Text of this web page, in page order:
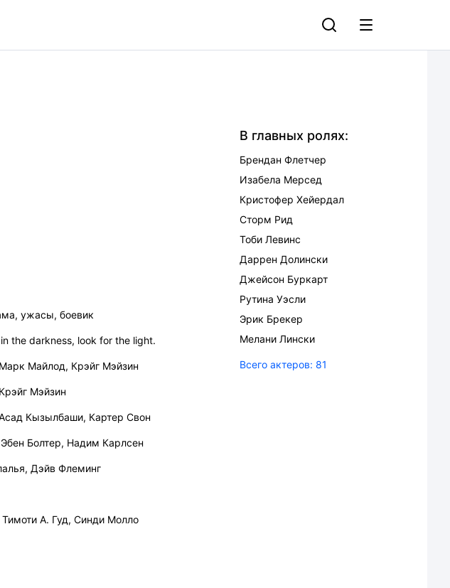
, ужасы, боевик
the darkness, look for the light.
Марк Майлод, Крэйг Мэйзин
Крэйг Мэйзин
Кызылбаши, Картер Свон
Эбен Болтер, Надим Карлсен
, Дэйв Флеминг
Тимоти А. Гуд, Синди Молло
В главных ролях:
Брендан Флетчер
Изабела Мерсед
Кристофер Хейердал
Сторм Рид
Тоби Левинс
Даррен Долински
Джейсон Буркарт
Рутина Уэсли
Эрик Брекер
Мелани Лински
Всего актеров: 81